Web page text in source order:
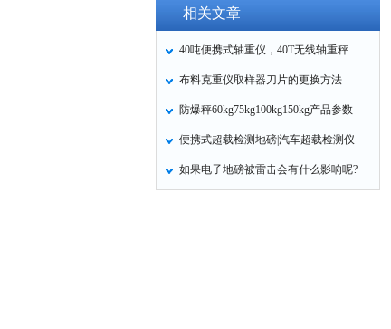
相关文章
40吨便携式轴重仪，40T无线轴重秤
布料克重仪取样器刀片的更换方法
防爆秤60kg75kg100kg150kg产品参数
便携式超载检测地磅|汽车超载检测仪
如果电子地磅被雷击会有什么影响呢?